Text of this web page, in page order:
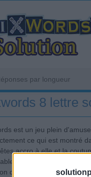
par longueur
8 lettre
est un jeu plein
ce qui est montré
accro à elle et la
d'identifier
de jeu ou il peut